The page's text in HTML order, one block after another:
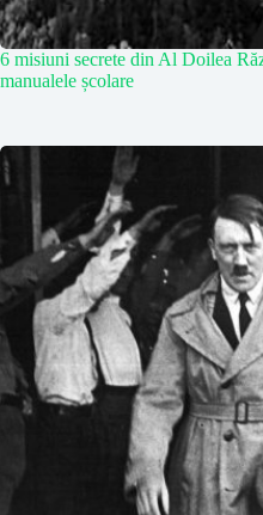
6 misiuni secrete din Al Doilea
manualele școlare